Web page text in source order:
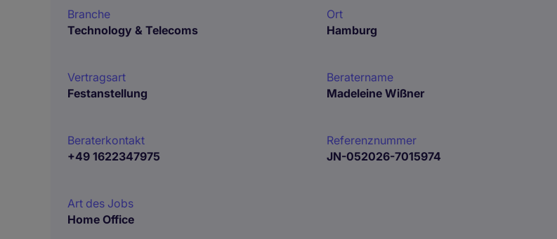
Branche
Technology & Telecoms
Ort
Hamburg
Vertragsart
Festanstellung
Beratername
Madeleine Wißner
Beraterkontakt
+49 1622347975
Referenznummer
JN-052026-7015974
Art des Jobs
Home Office